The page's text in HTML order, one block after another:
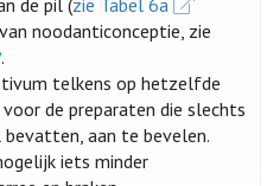
de pil (zie Tabel 6a
noodanticonceptie, zie
.
telkens op hetzelfde
de preparaten die slechts
aan te bevelen.
iets minder